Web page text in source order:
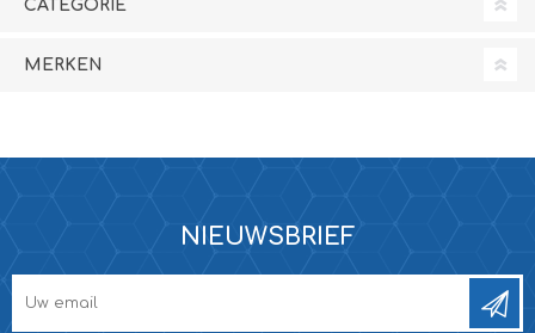
CATEGORIE
MERKEN
NIEUWSBRIEF